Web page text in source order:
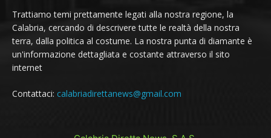
Trattiamo temi prettamente legati alla nostra regione, la
Calabria, cercando di descrivere tutte le realtà della nostra
terra, dalla politica al costume. La nostra punta di diamante è
un'informazione dettagliata e costante attraverso il sito
internet
Contattaci: calabriadirettanews@gmail.com